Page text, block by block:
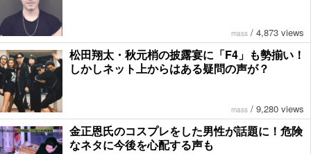
mass / 4,873 views
松田翔太・秋元梢の披露宴に「F4」も勢揃い！
しかしネット上からはある疑問の声が？
mass / 9,280 views
金正恩氏のコスプレをした男性が話題に！危険
なネタに今後を心配する声も